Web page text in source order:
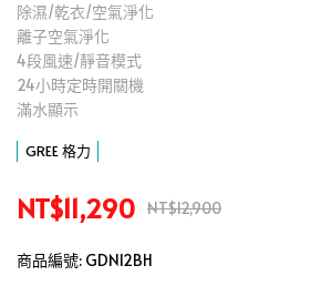
除濕/乾衣/空氣淨化
離子空氣淨化
4段風速/靜音模式
24小時定時開關機
滿水顯示
GREE 格力
NT$11,290 NT$12,900
商品編號: GDN12BH